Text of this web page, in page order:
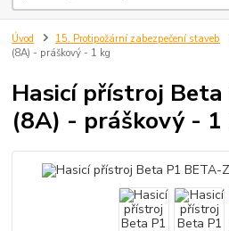
Úvod 15. Protipožární zabezpečení staveb
(8A) - práškový - 1 kg
Hasicí přístroj Beta
(8A) - práškový - 1